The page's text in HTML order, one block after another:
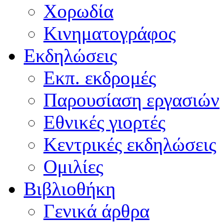
Χορωδία
Κινηματογράφος
Εκδηλώσεις
Εκπ. εκδρομές
Παρουσίαση εργασιών
Εθνικές γιορτές
Κεντρικές εκδηλώσεις
Ομιλίες
Βιβλιοθήκη
Γενικά άρθρα